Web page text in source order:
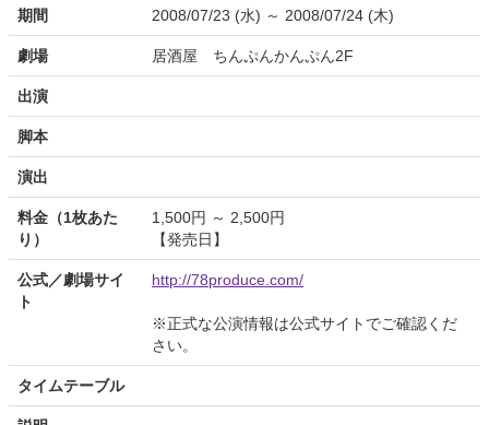
期間 2008/07/23 (水) ～ 2008/07/24 (木)
劇場 居酒屋 ちんぷんかんぷん2F
出演
脚本
演出
料金（1枚あた
り）
1,500円 ～ 2,500円
【発売日】
公式／劇場サイ
ト
http://78produce.com/
※正式な公演情報は公式サイトでご確認くだ
さい。
タイムテーブル